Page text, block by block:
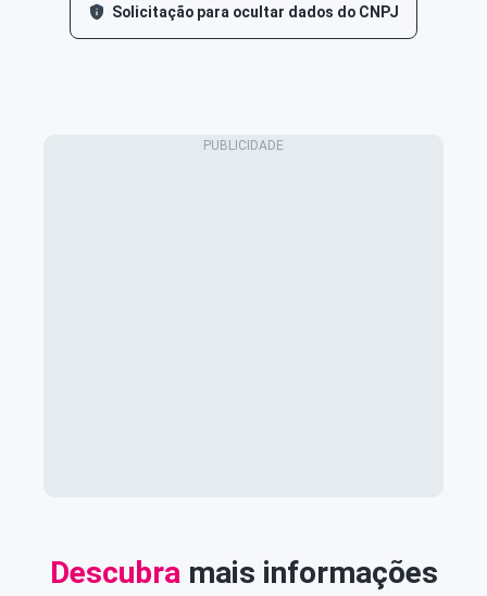
Solicitação para ocultar dados do CNPJ
Descubra mais informações